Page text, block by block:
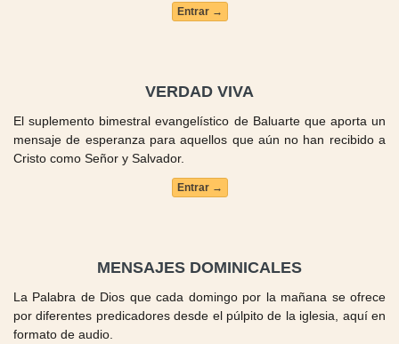
Entrar →
VERDAD VIVA
El suplemento bimestral evangelístico de Baluarte que aporta un
mensaje de esperanza para aquellos que aún no han recibido a
Cristo como Señor y Salvador.
Entrar →
MENSAJES DOMINICALES
La Palabra de Dios que cada domingo por la mañana se ofrece
por diferentes predicadores desde el púlpito de la iglesia, aquí en
formato de audio.